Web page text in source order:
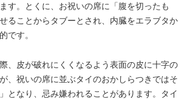
す。とくに、お祝いの席に「腹を切ったも
ることからタブーとされ、内臓をエラブタか
です。
、皮が破れにくくなるよう表面の皮に十字の
、祝いの席に並ぶタイのおかしらつきではそ
となり、忌み嫌われることがあります。タイ